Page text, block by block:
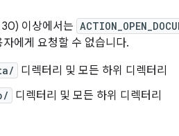
이상에서는
에게 요청할 수 없습니다.
디렉터리 및 모든 하위 디렉터리
디렉터리 및 모든 하위 디렉터리